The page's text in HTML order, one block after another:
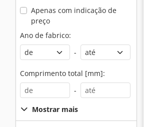
Apenas com indicação de
preço
Ano de fabrico:
-
Comprimento total [mm]:
-
Mostrar mais